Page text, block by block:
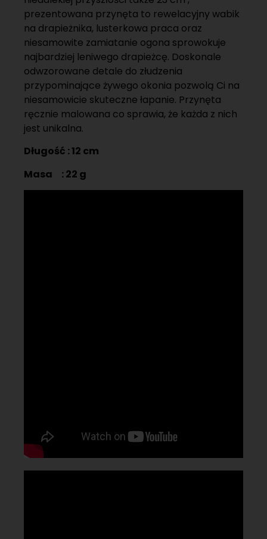
prezentowana przynęta to rewelacyjny wabik
na drapieżnika, lusterkowa praca oraz
niesamowite zamiatanie ogona sprowokuje
najbardziej leniwego drapieżcę. Doskonale
odwzorowane detale do złudzenia
przypominające żywego okonia pozwolą Ci na
niesamowicie skuteczne łapanie. Przynęta
ręcznie malowana co sprawia, że każda z nich
jest unikalna.
Długość : 12 cm
Masa : 22 g